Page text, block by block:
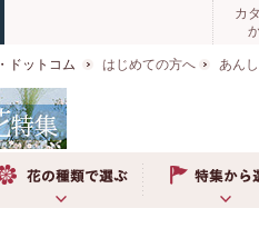
カ
ドットコム はじめての方へ あん